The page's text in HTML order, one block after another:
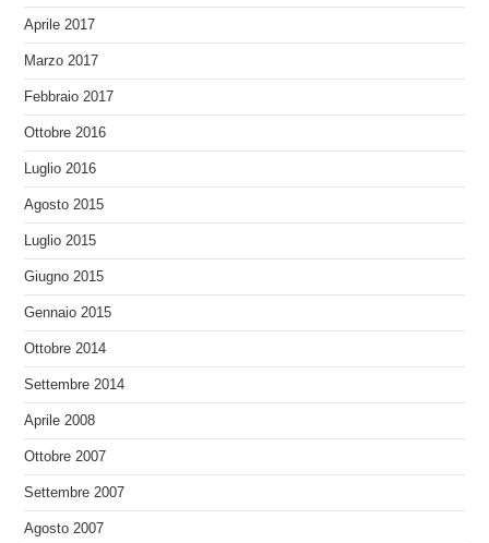
Aprile 2017
Marzo 2017
Febbraio 2017
Ottobre 2016
Luglio 2016
Agosto 2015
Luglio 2015
Giugno 2015
Gennaio 2015
Ottobre 2014
Settembre 2014
Aprile 2008
Ottobre 2007
Settembre 2007
Agosto 2007